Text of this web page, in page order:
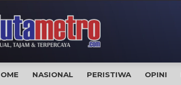
NASIONAL PERISTIWA OPINI